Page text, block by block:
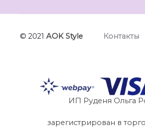
© 2021 AOK Style Контакты
ИП Руденя Ольга
зарегистрирован в